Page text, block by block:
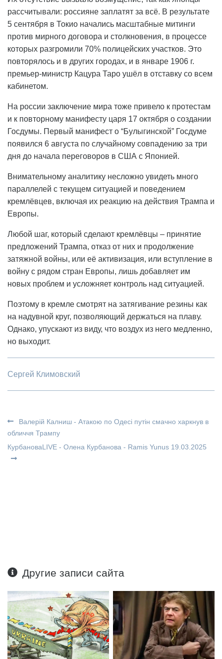
рассчитывали: россияне заплатят за всё. В результате
5 сентября в Токио начались масштабные митинги
против мирного договора и столкновения, в процессе
которых разгромили 70% полицейских участков. Это
повторялось и в других городах, и в январе 1906 г.
премьер-министр Кацура Таро ушёл в отставку со всем
кабинетом.
На россии заключение мира тоже привело к протестам
и к повторному манифесту царя 17 октября о создании
Госдумы. Первый манифест о “Булыгинской” Госдуме
появился 6 августа по случайному совпадению за три
дня до начала переговоров в США с Японией.
Внимательному аналитику несложно увидеть много
параллелей с текущем ситуацией и поведением
кремлёвцев, включая их реакцию на действия Трампа и
Европы.
Любой шаг, который сделают кремлёвцы – принятие
предложений Трампа, отказ от них и продолжение
затяжной войны, или её активизация, или вступление в
войну с рядом стран Европы, лишь добавляет им
новых проблем и усложняет контроль над ситуацией.
Поэтому в кремле смотрят на затягивание резины как
на надувной круг, позволяющий держаться на плаву.
Однако, упускают из виду, что воздух из него медленно,
но выходит.
Сергей Климовский
Валерій Калниш - Атакою по Одесі путін смачно харкнув в
обличчя Трампу
КурбановаLIVE - Олена Курбанова - Ramis Yunus 19.03.2025
Другие записи сайта